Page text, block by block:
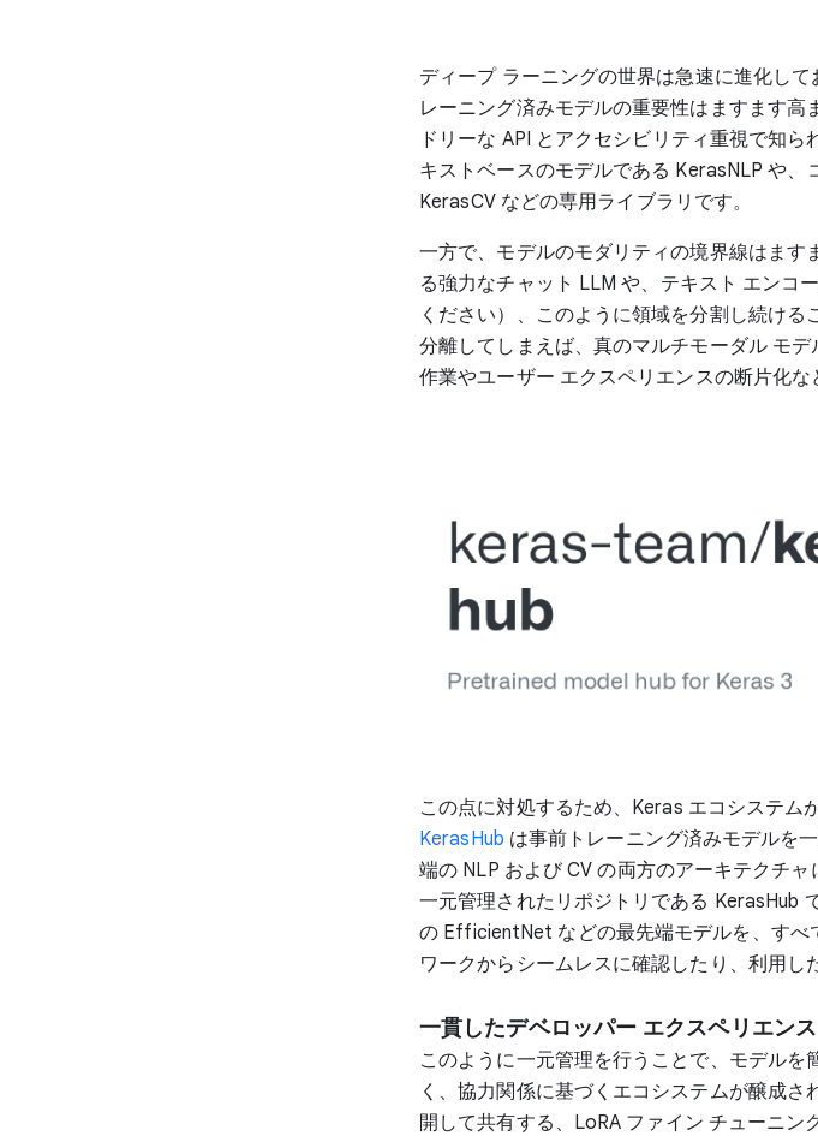
ディープ ラーニングの世界は急速に進化し
レーニング済みモデルの重要性はますます
ドリーな API とアクセシビリティ重視で知
キストベースのモデルである KerasNLP や、
KerasCV などの専用ライブラリです。
一方で、モデルのモダリティの境界線はま
る強力なチャット LLM や、テキスト エンコ
ください）、このように領域を分割し続け
分離してしまえば、真のマルチモーダル モ
作業やユーザー エクスペリエンスの断片化な
この点に対処するため、Keras エコシステム
KerasHub は事前トレーニング済みモデルを
端の NLP および CV の両方のアーキテクチ
一元管理されたリポジトリである KerasHub
の EfficientNet などの最先端モデルを、すべ
ワークからシームレスに確認したり、利用し
一貫したデベロッパー エクスペリエンス
このように一元管理を行うことで、モデル
く、協力関係に基づくエコシステムが醸成
開して共有する、LoRA ファイン チューニ